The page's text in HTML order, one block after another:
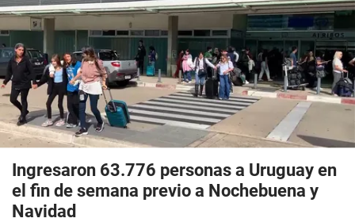
Ingresaron 63.776 personas a Uruguay en
el fin de semana previo a Nochebuena y
Navidad